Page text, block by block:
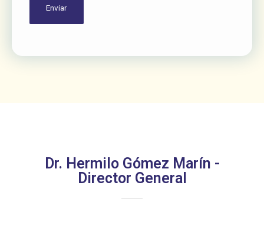
Dr. Hermilo Gómez Marín -
Director General